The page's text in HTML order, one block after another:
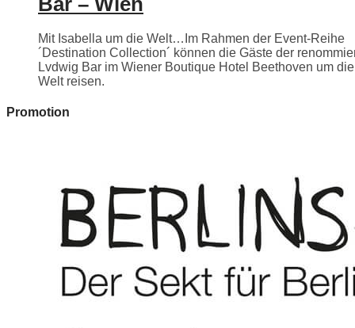
Mit Isabella um die Welt…Im Rahmen der Event-Reihe
´Destination Collection´ können die Gäste der
Lvdwig Bar im Wiener Boutique Hotel Beethoven um die
Welt reisen.
Promotion